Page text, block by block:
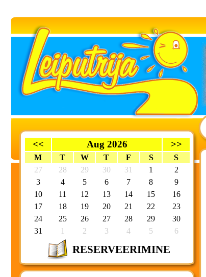
<< Aug 2026 >>
M T W T F S
S
27
28 29 30 31 1
2
3
4 5 6 7 8
9
10
11 12 13 14 15
16
17
18 19 20 21 22
23
24
25 26 27 28 29
30
31
1 2 3 4 5 6
RESERVEERIMINE